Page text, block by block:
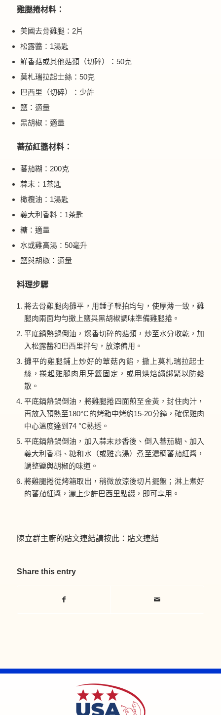
雞腿捲材料：
美國去骨雞腿：2片
松露醬：1湯匙
鮮香菇或其他菇類（切碎）：50克
莫札瑞拉起士絲：50克
巴西里（切碎）：少許
鹽：適量
黑胡椒：適量
蕃茄紅醬材料：
蕃茄糊：200克
蒜末：1茶匙
橄欖油：1湯匙
義大利香料：1茶匙
糖：適量
水或雞高湯：50毫升
鹽與胡椒：適量
料理步驟
將去骨雞腿肉攤平，用錘子輕拍均勻，使厚薄一致，雞
腿肉兩面均勻撒上鹽與黑胡椒調味準備雞腿捲。
平底鍋熱鍋倒油，爆香切碎的菇類，炒至水分收乾，加
入松露醬和巴西里拌勻，放涼備用。
攤平的雞腿鋪上炒好的蕈菇內餡，撒上莫札瑞拉起士
絲，捲起雞腿肉用牙籤固定，或用烘焙繩綁緊以防鬆
散。
平底鍋熱鍋倒油，將雞腿捲四面煎至金黃，封住肉汁，
再放入預熱至180°C的烤箱中烤約15-20分鐘，確保雞肉
中心溫度達到74 °C熟透。
平底鍋熱鍋倒油，加入蒜末炒香後、倒入蕃茄糊、加入
義大利香料、糖和水（或雞高湯）煮至濃稠蕃茄紅醬，
調整鹽與胡椒的味道。
將雞腿捲從烤箱取出，稍微放涼後切片擺盤；淋上煮好
的蕃茄紅醬，灑上少許巴西里點綴，即可享用。
陳立群主廚的貼文連結請按此： 貼文連結
Share this entry